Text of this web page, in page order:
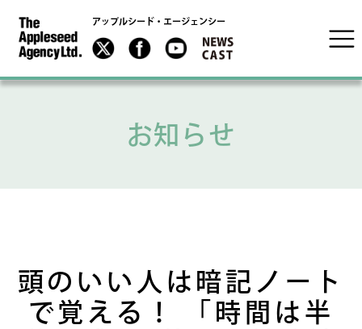
アップルシード・エージェンシー
お知らせ
頭のいい人は暗記ノート
で覚える！ 「時間は半